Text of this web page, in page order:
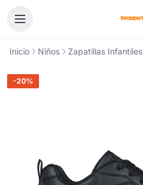
Inicio Niños Zapatillas Infantiles
-20%